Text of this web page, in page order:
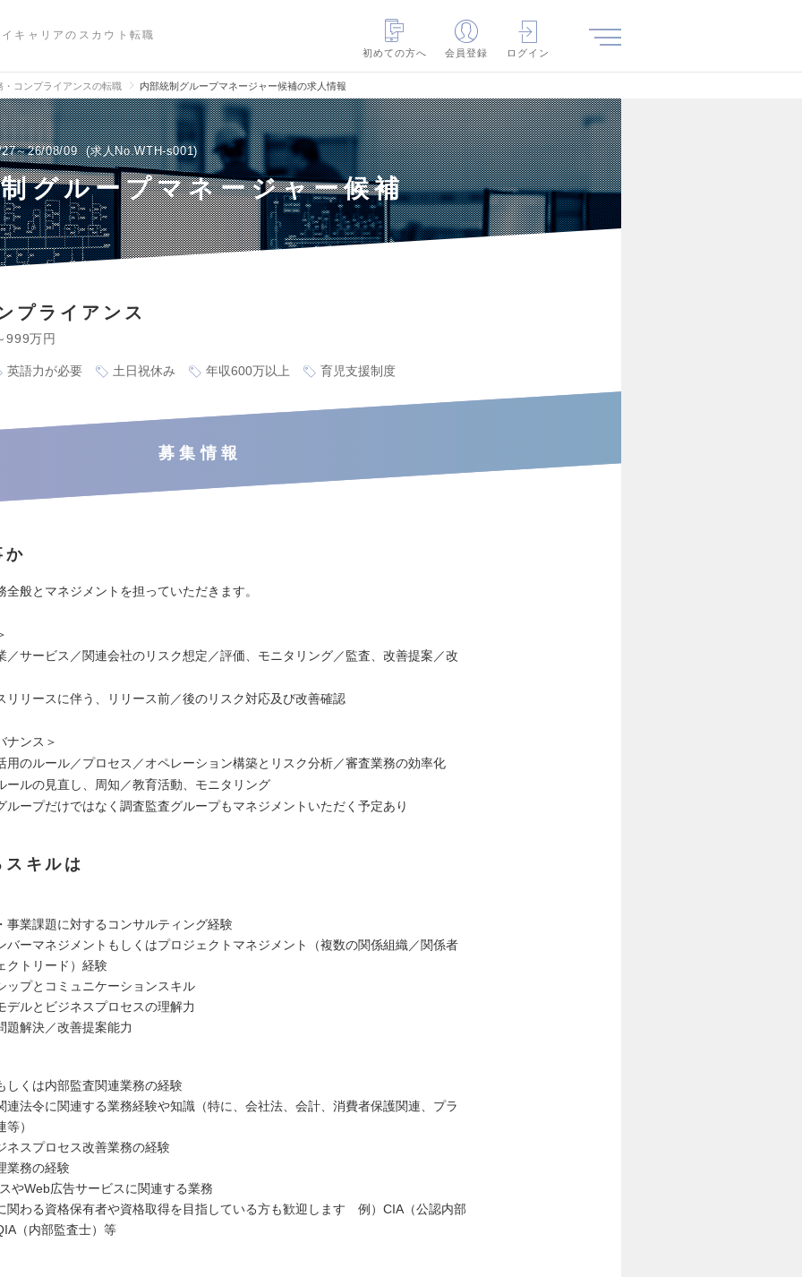
キャリアのスカウト転職
初めての方へ
会員登録 ログイン
・コンプライアンスの転職 内部統制グループマネージャー候補の求人情報
～26/08/09 求人No.WTH-s001
グループマネージャー候補
プライアンス
999万円
英語力が必要 土日祝休み 年収600万以上 育児支援制度
募集情報
か
全般とマネジメントを担っていただきます。
／サービス／関連会社のリスク想定／評価、モニタリング／監査、改善提案／改
リリースに伴う、リリース前／後のリスク対応及び改善確認
ナンス＞
用のルール／プロセス／オペレーション構築とリスク分析／審査業務の効率化
ールの見直し、周知／教育活動、モニタリング
ープだけではなく調査監査グループもマネジメントいただく予定あり
キルは
事業課題に対するコンサルティング経験
バーマネジメントもしくはプロジェクトマネジメント（複数の関係組織／関係者
クトリード）経験
ップとコミュニケーションスキル
デルとビジネスプロセスの理解力
題解決／改善提案能力
しくは内部監査関連業務の経験
連法令に関連する業務経験や知識（特に、会社法、会計、消費者保護関連、プラ
）
ネスプロセス改善業務の経験
業務の経験
やWeb広告サービスに関連する業務
わる資格保有者や資格取得を目指している方も歓迎します 例）CIA（公認内部
（内部監査士）等